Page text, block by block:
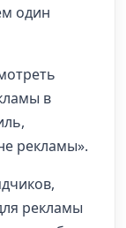
один
в
рекламы».
рекламы